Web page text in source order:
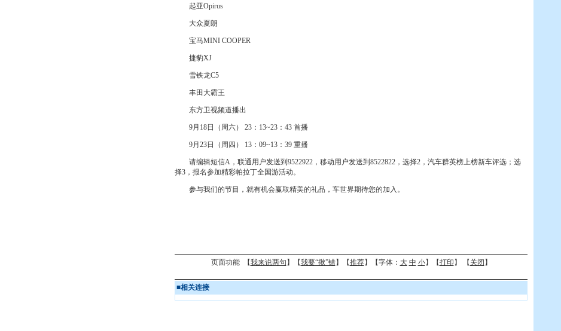
起亚Opirus
大众夏朗
宝马MINI COOPER
捷豹XJ
雪铁龙C5
丰田大霸王
东方卫视频道播出
9月18日（周六） 23：13~23：43 首播
9月23日（周四） 13：09~13：39 重播
请编辑短信A，联通用户发送到9522922，移动用户发送到8522822，选择2，汽车群英榜上榜新车评选；选
择3，报名参加精彩帕拉丁全国游活动。
参与我们的节目，就有机会赢取精美的礼品，车世界期待您的加入。
页面功能 【我来说两句 】【我要“揪”错】【推荐】【字体： 大 中 小】【打印 】 【 关闭 】
■相关连接